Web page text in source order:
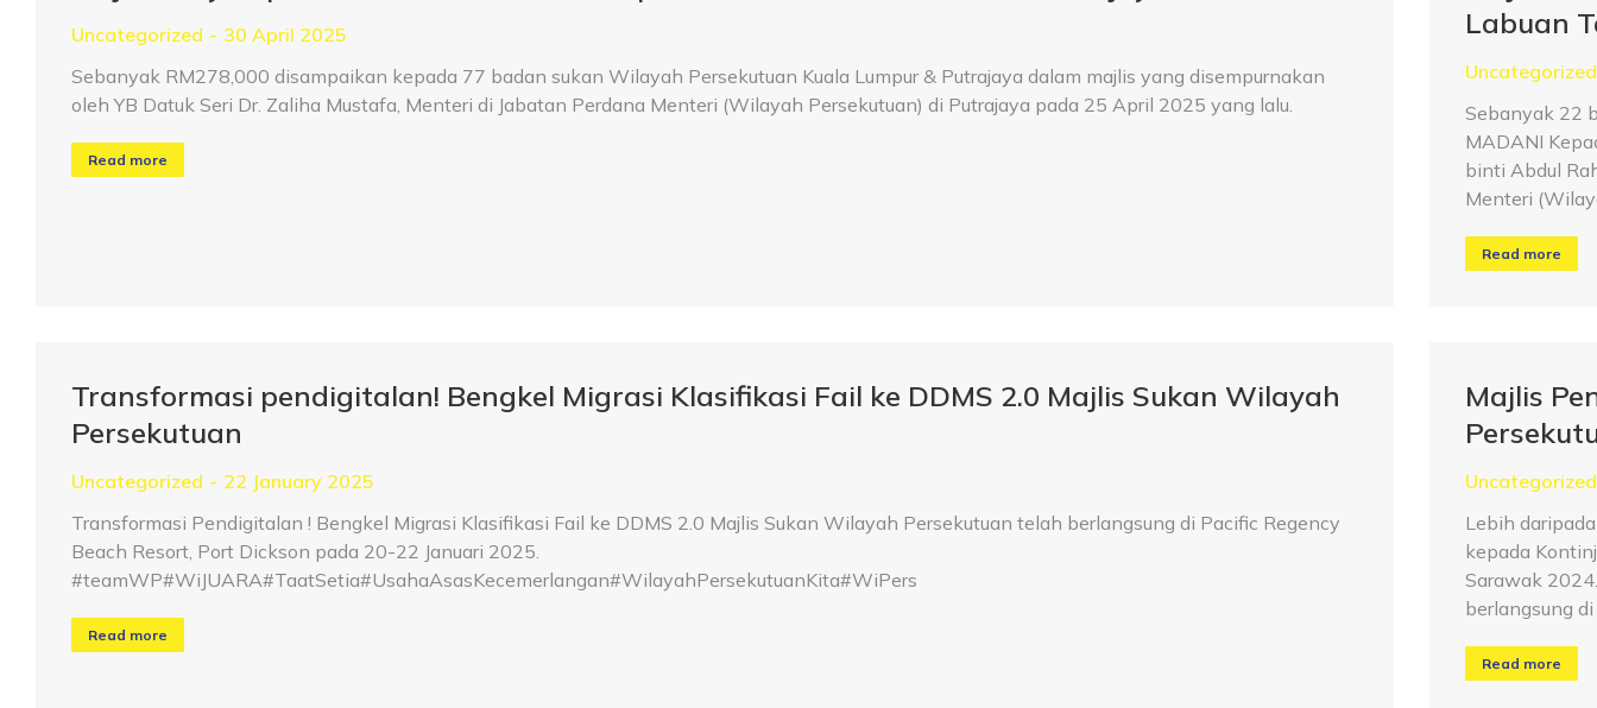
Uncategorized
30 April 2025
Sebanyak RM278,000 disampaikan kepada 77 badan sukan Wilayah Persekutuan Kuala Lumpur & Putrajaya dalam majlis yang disempurnakan
oleh YB Datuk Seri Dr. Zaliha Mustafa, Menteri di Jabatan Perdana Menteri (Wilayah Persekutuan) di Putrajaya pada 25 April 2025 yang lalu.
Read more
Labuan
Uncategorized
Sebanyak 22
MADANI
binti Abdul
Menteri
Read more
Transformasi pendigitalan! Bengkel Migrasi Klasifikasi Fail ke DDMS 2.0 Majlis Sukan Wilayah
Persekutuan
Uncategorized
22 January 2025
Transformasi Pendigitalan ! Bengkel Migrasi Klasifikasi Fail ke DDMS 2.0 Majlis Sukan Wilayah Persekutuan telah berlangsung di Pacific Regency
Beach Resort, Port Dickson pada 20-22 Januari 2025.
#teamWP#WiJUARA#TaatSetia#UsahaAsasKecemerlangan#WilayahPersekutuanKita#WiPers
Read more
Majlis
Uncategorized
Lebih
kepada
Sarawak
berlangsung
Read more